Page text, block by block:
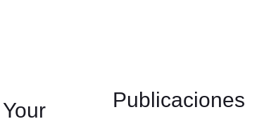
Publicaciones